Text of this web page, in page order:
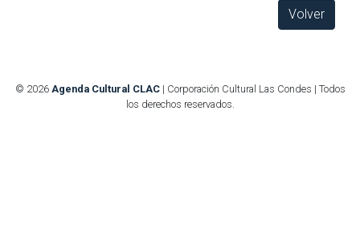
Volver
© 2026 Agenda Cultural CLAC| Corporación Cultural Las Condes | Todos
los derechos reservados.